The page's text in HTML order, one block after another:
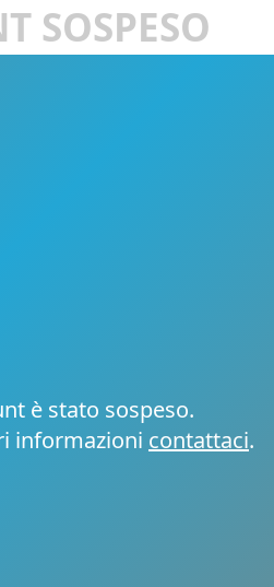
SOSPESO
è stato sospeso.
informazioni contattaci.